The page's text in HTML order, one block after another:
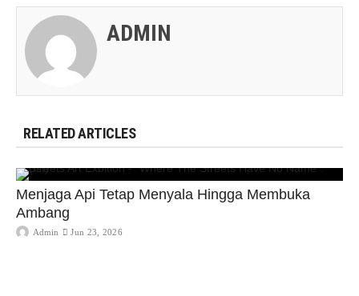
ADMIN
RELATED ARTICLES
Menjaga Api Tetap Menyala Hingga Membuka
Ambang
Admin Jun 23, 2026